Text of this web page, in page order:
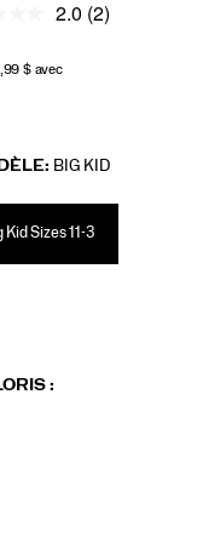
2.0 (2)
BIG KID
Kid Sizes 11-3
: